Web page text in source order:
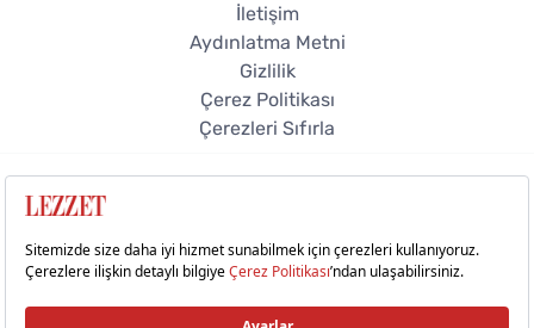
İletişim
Aydınlatma Metni
Gizlilik
Çerez Politikası
Çerezleri Sıfırla
© 2026 Lezzet Online. Tüm hakları saklıdır.